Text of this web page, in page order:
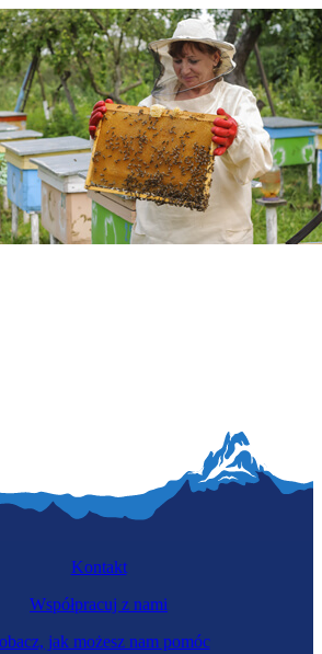
Kontakt
Współpracuj z nami
jak możesz nam pomóc